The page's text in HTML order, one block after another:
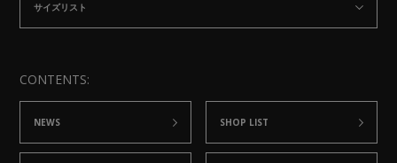
サイズリスト
CONTENTS:
NEWS SHOP LIST